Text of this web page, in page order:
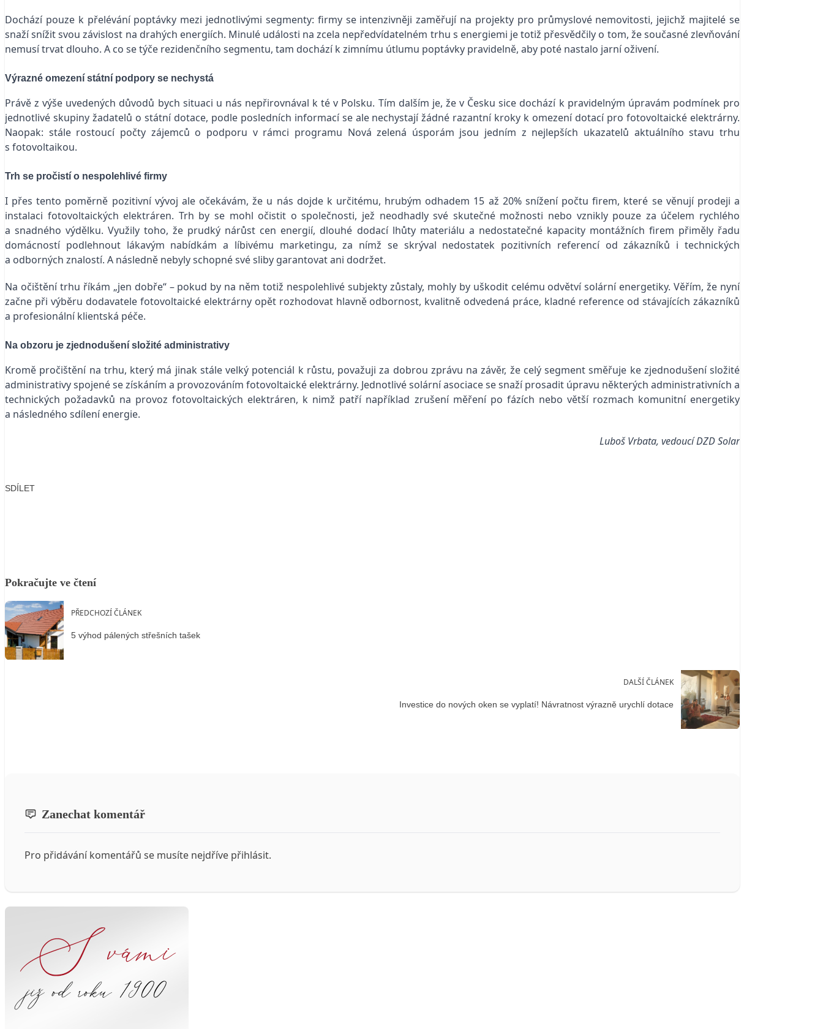
Dochází pouze k přelévání poptávky mezi jednotlivými segmenty: firmy se intenzivněji zaměřují na projekty pro průmyslové nemovitosti, jejichž majitelé se
snaží snížit svou závislost na drahých energiích. Minulé události na zcela nepředvídatelném trhu s energiemi je totiž přesvědčily o tom, že současné zlevňování
nemusí trvat dlouho. A co se týče rezidenčního segmentu, tam dochází k zimnímu útlumu poptávky pravidelně, aby poté nastalo jarní oživení.
Výrazné omezení státní podpory se nechystá
Právě z výše uvedených důvodů bych situaci u nás nepřirovnával k té v Polsku. Tím dalším je, že v Česku sice dochází k pravidelným úpravám podmínek pro
jednotlivé skupiny žadatelů o státní dotace, podle posledních informací se ale nechystají žádné razantní kroky k omezení dotací pro fotovoltaické elektrárny.
Naopak: stále rostoucí počty zájemců o podporu v rámci programu Nová zelená úsporám jsou jedním z nejlepších ukazatelů aktuálního stavu trhu
s fotovoltaikou.
Trh se pročistí o nespolehlivé firmy
I přes tento poměrně pozitivní vývoj ale očekávám, že u nás dojde k určitému, hrubým odhadem 15 až 20% snížení počtu firem, které se věnují prodeji a
instalaci fotovoltaických elektráren. Trh by se mohl očistit o společnosti, jež neodhadly své skutečné možnosti nebo vznikly pouze za účelem rychlého
a snadného výdělku. Využily toho, že prudký nárůst cen energií, dlouhé dodací lhůty materiálu a nedostatečné kapacity montážních firem přiměly řadu
domácností podlehnout lákavým nabídkám a líbivému marketingu, za nímž se skrýval nedostatek pozitivních referencí od zákazníků i technických
a odborných znalostí. A následně nebyly schopné své sliby garantovat ani dodržet.
Na očištění trhu říkám „jen dobře“ – pokud by na něm totiž nespolehlivé subjekty zůstaly, mohly by uškodit celému odvětví solární energetiky. Věřím, že nyní
začne při výběru dodavatele fotovoltaické elektrárny opět rozhodovat hlavně odbornost, kvalitně odvedená práce, kladné reference od stávajících zákazníků
a profesionální klientská péče.
Na obzoru je zjednodušení složité administrativy
Kromě pročištění na trhu, který má jinak stále velký potenciál k růstu, považuji za dobrou zprávu na závěr, že celý segment směřuje ke zjednodušení složité
administrativy spojené se získáním a provozováním fotovoltaické elektrárny. Jednotlivé solární asociace se snaží prosadit úpravu některých administrativních a
technických požadavků na provoz fotovoltaických elektráren, k nimž patří například zrušení měření po fázích nebo větší rozmach komunitní energetiky
a následného sdílení energie.
Luboš Vrbata, vedoucí DZD Solar
SDÍLET
Pokračujte ve čtení
PŘEDCHOZÍ ČLÁNEK
5 výhod pálených střešních tašek
DALŠÍ ČLÁNEK
Investice do nových oken se vyplatí! Návratnost výrazně urychlí dotace
Zanechat komentář
Pro přidávání komentářů se musíte nejdříve přihlásit.